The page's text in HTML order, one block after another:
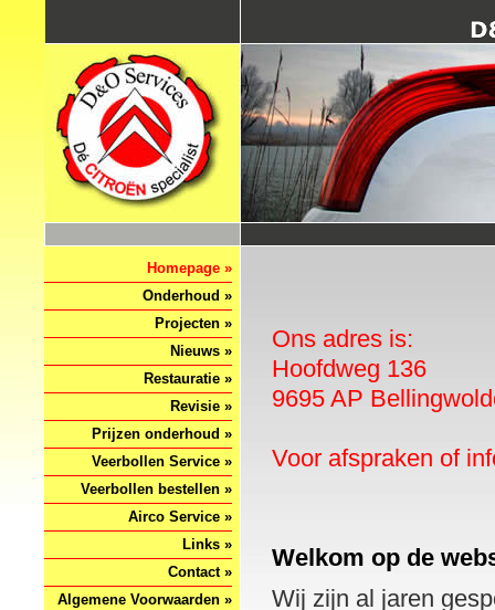
Homepage »
Onderhoud »
Projecten »
Nieuws »
Restauratie »
Revisie »
Prijzen onderhoud »
Veerbollen Service »
Veerbollen bestellen »
Airco Service »
Links »
Contact »
Algemene Voorwaarden »
Ons adres is:
Hoofdweg 136
9695 AP
Voor afspraken of
Welkom op de
Wij zijn al jaren